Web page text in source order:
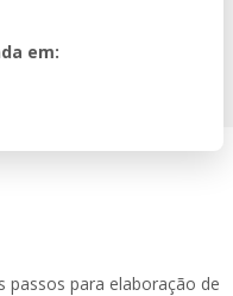
em:
passos para elaboração de